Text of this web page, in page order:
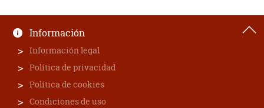
Información
Información legal
Política de privacidad
Política de cookies
Condiciones de uso